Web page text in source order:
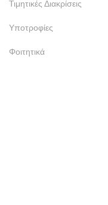
Τιμητικές Διακρίσεις
Υποτροφίες
Φοιτητικά